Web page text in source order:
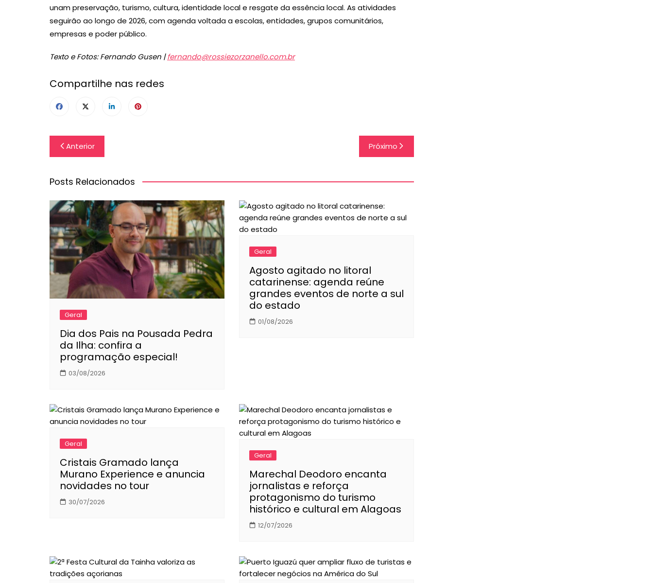
unam preservação, turismo, cultura, identidade local e resgate da essência local. As atividades
seguirão ao longo de 2026, com agenda voltada a escolas, entidades, grupos comunitários,
empresas e poder público.
Texto e Fotos: Fernando Gusen |fernando@rossiezorzanello.com.br
Compartilhe nas redes
Navegação
de
Post
Anterior Próximo
Posts Relacionados
Geral
Dia dos Pais na Pousada Pedra
da Ilha: confira a
programação especial!
03/08/2026
Geral
Agosto agitado no litoral
catarinense: agenda reúne
grandes eventos de norte a sul
do estado
01/08/2026
Geral
Cristais Gramado lança
Murano Experience e anuncia
novidades no tour
30/07/2026
Geral
Marechal Deodoro encanta
jornalistas e reforça
protagonismo do turismo
histórico e cultural em Alagoas
12/07/2026